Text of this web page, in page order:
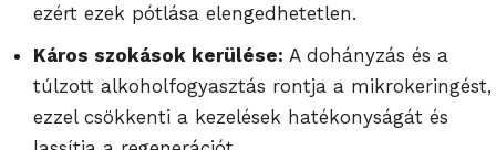
ezért ezek pótlása elengedhetetlen.
Káros szokások kerülése: A dohányzás és a
túlzott alkoholfogyasztás rontja a mikrokeringést,
ezzel csökkenti a kezelések hatékonyságát és